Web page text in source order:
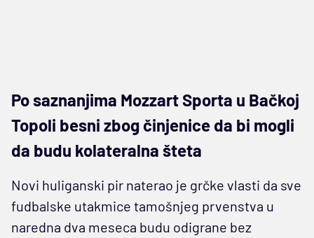
Po saznanjima Mozzart Sporta u Bačkoj
Topoli besni zbog činjenice da bi mogli
da budu kolateralna šteta
Novi huliganski pir naterao je grčke vlasti da sve
fudbalske utakmice tamošnjeg prvenstva u
naredna dva meseca budu odigrane bez